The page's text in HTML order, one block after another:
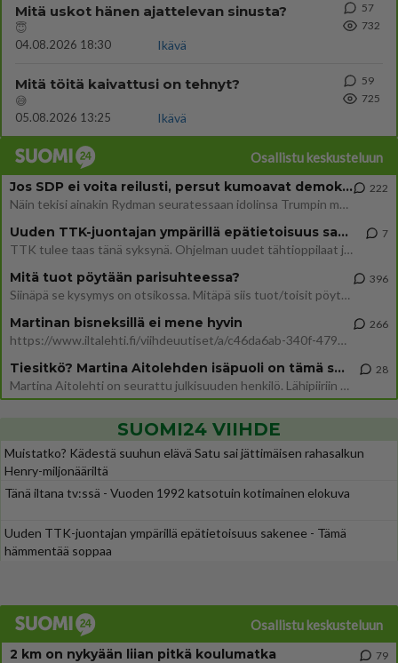
Mitä uskot hänen ajattelevan sinusta?
😇
04.08.2026 18:30
Ikävä
57
732
Mitä töitä kaivattusi on tehnyt?
😅
05.08.2026 13:25
Ikävä
59
725
Osallistu keskusteluun
Jos SDP ei voita reilusti, persut kumoavat demokratian Suomesta
Näin tekisi ainakin Rydman seuratessaan idolinsa Trumpin mallia https://www.is.fi/politiikka/art-2000012187244.html
222
Uuden TTK-juontajan ympärillä epätietoisuus sakenee - Nyt MTV hämmentää soppaa
TTK tulee taas tänä syksynä. Ohjelman uudet tähtioppilaat julkistetaan torstaina 6. elokuuta klo 14 alkavassa lehdistö
7
Mitä tuot pöytään parisuhteessa?
Siinäpä se kysymys on otsikossa. Mitäpä siis tuot/toisit pöytään parisuhteessa? Oletko mies vai nainen? Koetko sen mitä
396
Martinan bisneksillä ei mene hyvin
https://www.iltalehti.fi/viihdeuutiset/a/c46da6ab-340f-4790-aaa7-0865eed2336 Yrityksen konkurssihakemus on tullut kärä
266
Tiesitkö? Martina Aitolehden isäpuoli on tämä suosittu laulaja
Martina Aitolehti on seurattu julkisuuden henkilö. Lähipiiriin mahtuu muitakin tunnettuja henkilöitä. Tiesitkö, että Ma
28
SUOMI24 VIIHDE
Muistatko? Kädestä suuhun elävä Satu sai jättimäisen rahasalkun
Henry-miljonääriltä
Tänä iltana tv:ssä - Vuoden 1992 katsotuin kotimainen elokuva
Uuden TTK-juontajan ympärillä epätietoisuus sakenee - Tämä
hämmentää soppaa
Osallistu keskusteluun
2 km on nykyään liian pitkä koulumatka
79